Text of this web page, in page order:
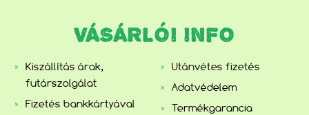
VÁSÁRLÓI INFO
Kiszállítás árak,
futárszolgálat
Fizetés bankkártyával
Utánvétes fizetés
Adatvédelem
Termékgarancia